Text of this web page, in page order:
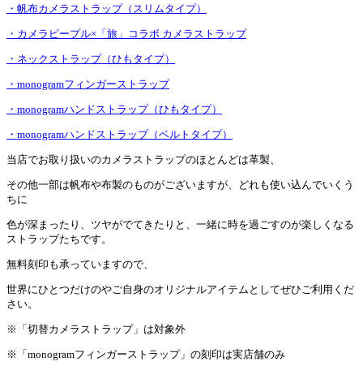
・帆布カメラストラップ（スリムタイプ）
・カメラピープル×「旅」コラボ カメラストラップ
・ネックストラップ（ひもタイプ）
・monogramフィンガーストラップ
・monogramハンドストラップ（ひもタイプ）
・monogramハンドストラップ（ベルトタイプ）
当店でお取り扱いのカメラストラップのほとんどは革製、
その他一部は帆布や布製のものがございますが、どれも使い込んでいくう
ちに
色が深まったり、ツヤがでてきたりと、一緒に時を過ごすのが楽しくなる
ストラップたちです。
無料刻印も承っていますので、
世界にひとつだけのやご自身のオリジナルアイテムとしてぜひご利用くだ
さい。
※「切替カメラストラップ」は対象外
※「monogramフィンガーストラップ」の刻印は実店舗のみ